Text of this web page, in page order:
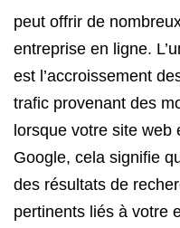
peut offrir de
entreprise en ligne.
est l’accroissement
trafic provenant des
lorsque votre site
Google, cela signifie
des résultats de
pertinents liés à votre